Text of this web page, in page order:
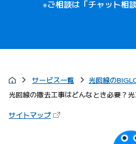
※ご相談は「チャット相
サービス一覧 光回線の
光回線の撤去工事はどんなとき必要？
サイトマップ（新しいタブで開きます）